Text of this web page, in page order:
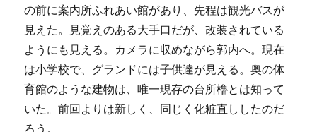
の前に案内所ふれあい館があり、先程は観光バスが
見えた。見覚えのある大手口だが、改装されている
ようにも見える。カメラに収めながら郭内へ。現在
は小学校で、グランドには子供達が見える。奥の体
育館のような建物は、唯一現存の台所櫓とは知って
いた。前回よりは新しく、同じく化粧直ししたのだ
ろう。